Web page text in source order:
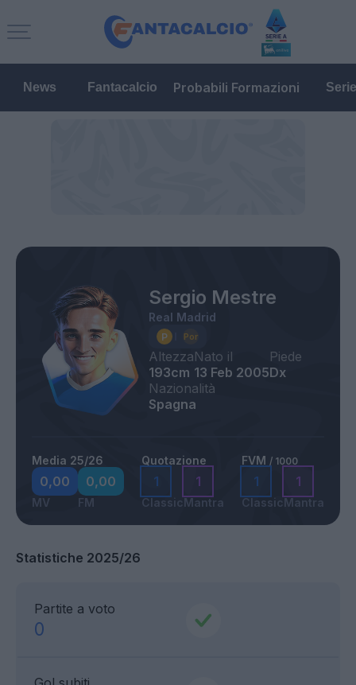
News Fantacalcio Probabili Formazioni
Sergio Mestre
Real Madrid
Altezza
193cm
Nato il
13 Feb 2005
Piede
Dx
Nazionalità
Spagna
Media 25/26
0,00
MV
0,00
FM
Quotazione
1
Classic
1
Mantra
FVM / 1000
1
Classic
1
Mantra
Statistiche 2025/26
Partite a voto
0